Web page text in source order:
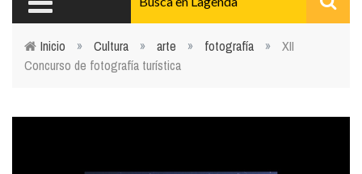
Usted está aquí
Inicio » Cultura » arte » fotografía »
XII
Concurso de fotografía turística